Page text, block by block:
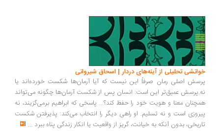
تحلیلی از آینه‌های دردار | اسحاق شیروانی
اصلی رمان صرفاً این نیست که آیا آرمان‌ها شکست خورده‌اند یا
عمیق‌تر این است: انسان پس از شکست آرمان‌ها چگونه می‌تواند
معنا و هویت خود را حفظ کند؟... پاسخی که ابراهیم برمی‌گزیند، نه
است و نه تسلیم. او راهی دیگر را انتخاب می‌کند: پذیرفتن شکست
بدون آنکه به خیانت، گریز از واقعیت یا انکار زندگی پناه ببرد...